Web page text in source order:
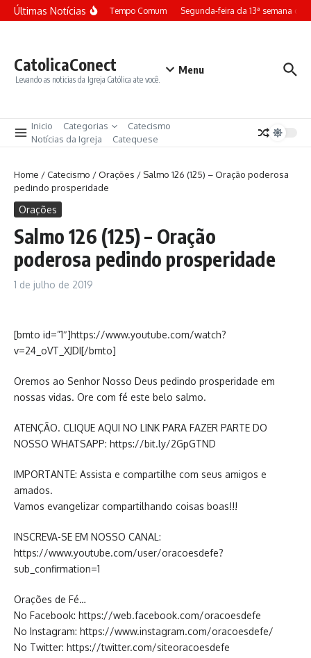
Ir para o conteúdo
Últimas Notícias
feira da 13ª semana do Tempo Comum Segunda-feira da 13ª semana do
CatolicaConect
Levando as noticias da Igreja Católica ate você.
Menu
Inicio Categorias
Catecismo
Notícias da Igreja
Catequese
Home /Catecismo /Orações / Salmo 126 (125) – Oração poderosa
pedindo prosperidade
Orações
Salmo 126 (125) – Oração
poderosa pedindo prosperidade
1 de julho de 2019
[bmto id=”1″]https://www.youtube.com/watch?
v=24_oVT_XJDI[/bmto]
Oremos ao Senhor Nosso Deus pedindo prosperidade em
nossas vidas. Ore com fé este belo salmo.
ATENÇÃO. CLIQUE AQUI NO LINK PARA FAZER PARTE DO
NOSSO WHATSAPP: https://bit.ly/2GpGTND
IMPORTANTE: Assista e compartilhe com seus amigos e
amados.
Vamos evangelizar compartilhando coisas boas!!!
INSCREVA-SE EM NOSSO CANAL:
https://www.youtube.com/user/oracoesdefe?
sub_confirmation=1
Orações de Fé…
No Facebook: https://web.facebook.com/oracoesdefe
No Instagram: https://www.instagram.com/oracoesdefe/
No Twitter: https://twitter.com/siteoracoesdefe